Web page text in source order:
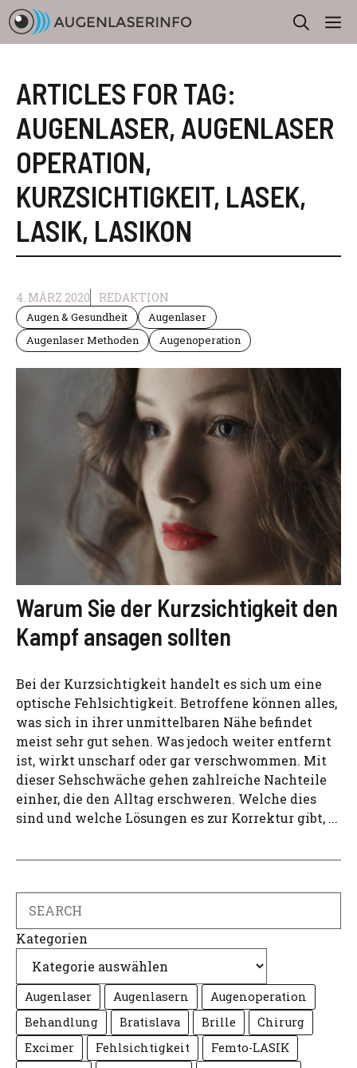
Zum
Inhalt
springen
ARTICLES FOR TAG:
AUGENLASER, AUGENLASER
OPERATION,
KURZSICHTIGKEIT, LASEK,
LASIK, LASIKON
4. MÄRZ 2020 REDAKTION
Augen & Gesundheit
Augenlaser
Augenlaser Methoden
Augenoperation
Warum Sie der Kurzsichtigkeit den
Kampf ansagen sollten
Bei der Kurzsichtigkeit handelt es sich um eine
optische Fehlsichtigkeit. Betroffene können alles,
was sich in ihrer unmittelbaren Nähe befindet
meist sehr gut sehen. Was jedoch weiter entfernt
ist, wirkt unscharf oder gar verschwommen. Mit
dieser Sehschwäche gehen zahlreiche Nachteile
einher, die den Alltag erschweren. Welche dies
sind und welche Lösungen es zur Korrektur gibt, ...
Kategorien
Augenlaser Augenlasern
Augenoperation
Behandlung
Bratislava Brille
Chirurg
Excimer
Fehlsichtigkeit
Femto-LASIK